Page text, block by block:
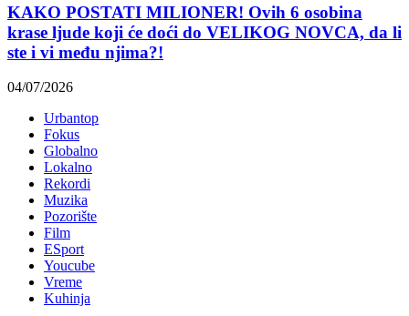
KAKO POSTATI MILIONER! Ovih 6 osobina
krase ljude koji će doći do VELIKOG NOVCA, da li
ste i vi među njima?!
04/07/2026
Urbantop
Fokus
Globalno
Lokalno
Rekordi
Muzika
Pozorište
Film
ESport
Youcube
Vreme
Kuhinja